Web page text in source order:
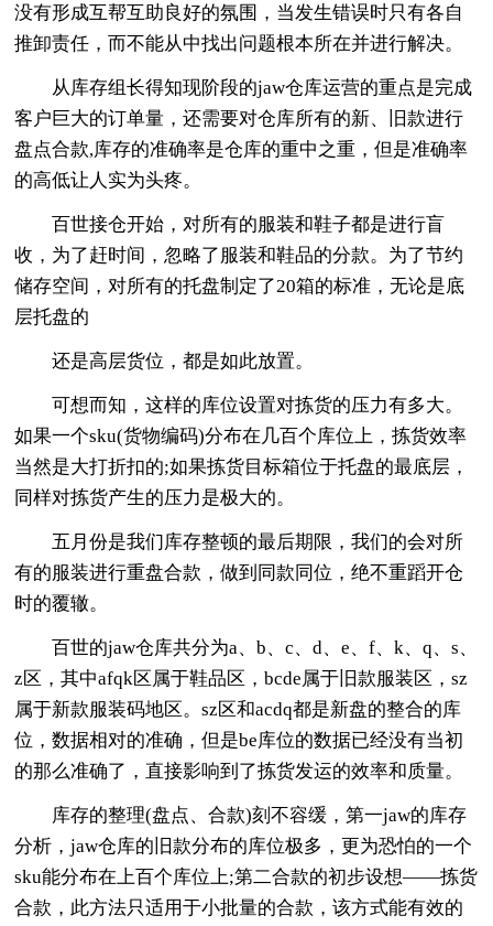
没有形成互帮互助良好的氛围，当发生错误时只有各自
推卸责任，而不能从中找出问题根本所在并进行解决。
从库存组长得知现阶段的jaw仓库运营的重点是完成
客户巨大的订单量，还需要对仓库所有的新、旧款进行
盘点合款,库存的准确率是仓库的重中之重，但是准确率
的高低让人实为头疼。
百世接仓开始，对所有的服装和鞋子都是进行盲
收，为了赶时间，忽略了服装和鞋品的分款。为了节约
储存空间，对所有的托盘制定了20箱的标准，无论是底
层托盘的
还是高层货位，都是如此放置。
可想而知，这样的库位设置对拣货的压力有多大。
如果一个sku(货物编码)分布在几百个库位上，拣货效率
当然是大打折扣的;如果拣货目标箱位于托盘的最底层，
同样对拣货产生的压力是极大的。
五月份是我们库存整顿的最后期限，我们的会对所
有的服装进行重盘合款，做到同款同位，绝不重蹈开仓
时的覆辙。
百世的jaw仓库共分为a、b、c、d、e、f、k、q、s、
z区，其中afqk区属于鞋品区，bcde属于旧款服装区，sz
属于新款服装码地区。sz区和acdq都是新盘的整合的库
位，数据相对的准确，但是be库位的数据已经没有当初
的那么准确了，直接影响到了拣货发运的效率和质量。
库存的整理(盘点、合款)刻不容缓，第一jaw的库存
分析，jaw仓库的旧款分布的库位极多，更为恐怕的一个
sku能分布在上百个库位上;第二合款的初步设想——拣货
合款，此方法只适用于小批量的合款，该方式能有效的